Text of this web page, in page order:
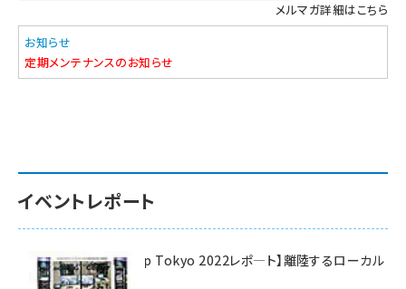
メルマガ詳細はこちら
お知らせ
定期メンテナンスのお知らせ
イベントレポート
【Interop Tokyo 2022レポ—ト】離陸するローカル
5G！